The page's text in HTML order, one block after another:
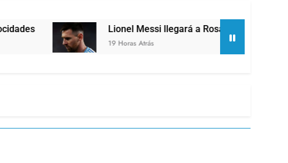
Lionel Messi llegará a Rosario para despedir a su padre
19 Horas Atrás